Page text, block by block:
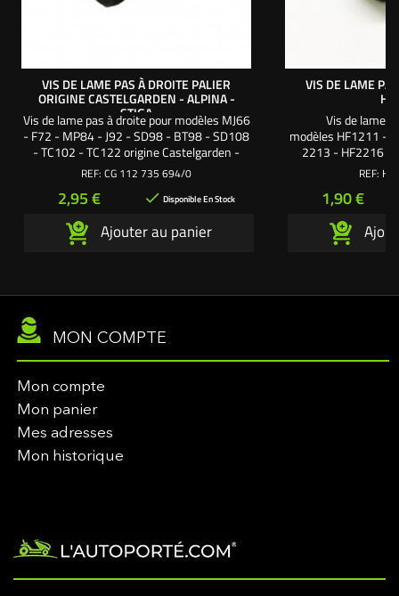
VIS DE LAME PAS À DROITE PALIER
ORIGINE CASTELGARDEN - ALPINA -
STIGA
Vis de lame pas à droite pour modèles MJ66
- F72 - MP84 - J92 - SD98 - BT98 - SD108
- TC102 - TC122 origine Castelgarden -
Alpina - Stiga - GGP. Côtes US en inch /
pouces. Ø 3/8" = 9,52 mm Longueur = 1-
1/2" = 38 mm. Utilisez la rondelle frein de
REF: CG 112 735 694/0
Prix
2,95 €  Disponible En Stock
Ajouter au panier
VIS DE LAME
Vis de lame
modèles HF1211 -
2213 - HF2216 -
HF2620 Honda.
Ø 3/8" = 9,52 mm
mm. Utilisez
REF:
Prix
1,90 €
MON COMPTE
Mon compte
Mon panier
Mes adresses
Mon historique